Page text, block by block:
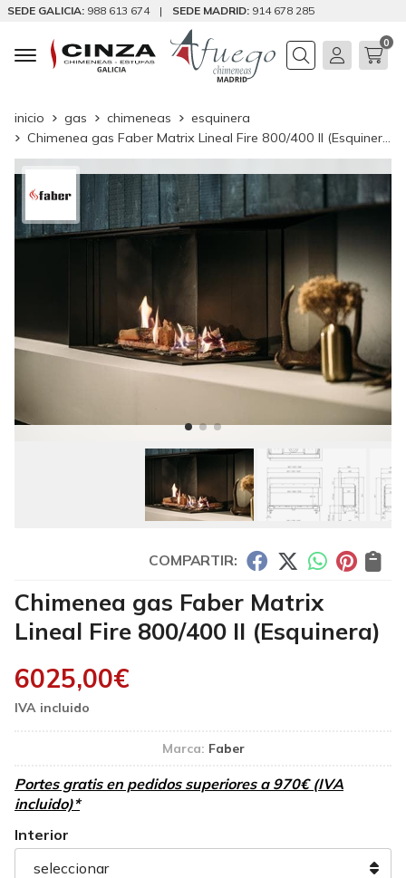
SEDE GALICIA: 988 613 674 | SEDE MADRID: 914 678 285
Buscar
0
inicio gas chimeneas
esquinera
Chimenea gas Faber Matrix Lineal Fire 800/400 II (Esquinera)
COMPARTIR:
Chimenea gas Faber Matrix
Lineal Fire 800/400 II (Esquinera)
6025,00€
Marca: Faber
Portes gratis en pedidos superiores a 970€ (IVA
incluido)*
Interior